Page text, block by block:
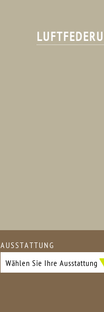
AUSSTATTUNG